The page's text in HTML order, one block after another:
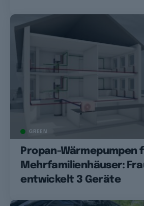
GREEN
Propan-Wärmepumpen
Mehrfamilienhäuser:
entwickelt 3 Geräte